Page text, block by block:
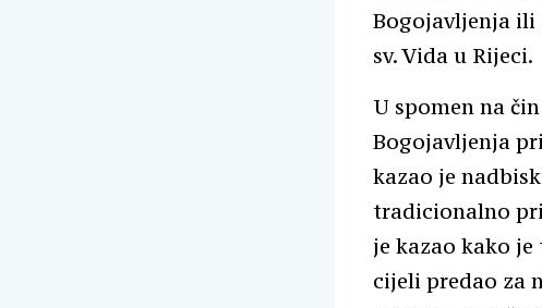
Bogojavljenja ili
sv. Vida u Rijeci.
U spomen na
Bogojavljenja
kazao je
tradicionalno
je kazao kako
cijeli predao za